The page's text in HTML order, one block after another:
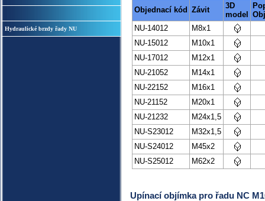
Hydraulické brzdy řady NU
Objednací kód Závit
3D
model
NU-14012
M8x1
NU-15012
M10x1
NU-17012
M12x1
NU-21052
M14x1
NU-22152
M16x1
NU-21152
M20x1
NU-21232
M24x1,5
NU-S23012
M32x1,5
NU-S24012
M45x2
NU-S25012
M62x2
Upínací objímka pro řadu NC